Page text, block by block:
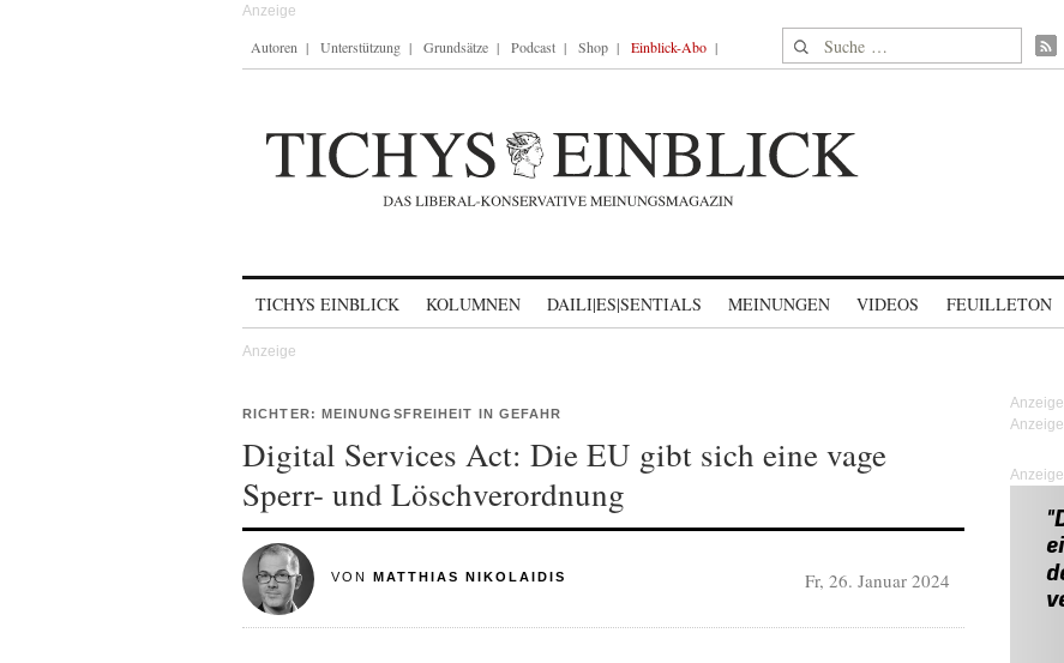
Autoren Unterstützung Grundsätze Podcast Shop Einblick-Abo Suche nach:
TICHYS EINBLICK KOLUMNEN DAILI|ES|SENTIALS MEINUNGEN VIDEOS FEUILLETON
RICHTER: MEINUNGSFREIHEIT IN GEFAHR
Digital Services Act: Die EU gibt sich eine vage
Sperr- und Löschverordnung
VON MATTHIAS NIKOLAIDIS Fr, 26. Januar 2024
Anzeige